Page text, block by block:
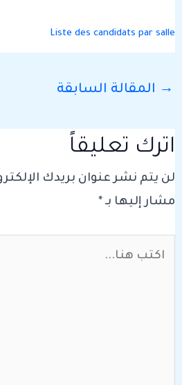
Liste des candidats par salle
→المقالة السابقة
اترك تعليقاً
لن يتم نشر عنوان بريدك
مشار إليها بـ*